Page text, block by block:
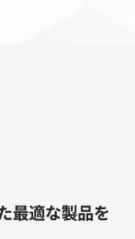
最適な製品を